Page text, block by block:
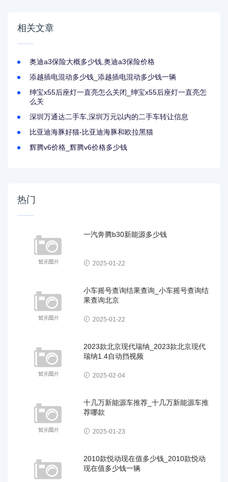
相关文章
奥迪a3保险大概多少钱,奥迪a3保险价格
添越插电混动多少钱_添越插电混动多少钱一辆
绅宝x55后座灯一直亮怎么关闭_绅宝x55后座灯一直亮怎
么关
深圳万通达二手车,深圳万元以内的二手车转让信息
比亚迪海豚好猫-比亚迪海豚和欧拉黑猫
辉腾v6价格_辉腾v6价格多少钱
热门
一汽奔腾b30新能源多少钱
2025-01-22
小车摇号查询结果查询_小车摇号查询结
果查询北京
2025-01-22
2023款北京现代瑞纳_2023款北京现代
瑞纳1.4自动挡视频
2025-02-04
十几万新能源车推荐_十几万新能源车推
荐哪款
2025-01-23
2010款悦动现在值多少钱_2010款悦动
现在值多少钱一辆